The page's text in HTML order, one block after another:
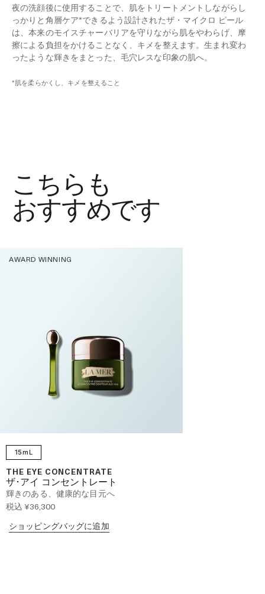
夜の洗顔後に使用することで、肌をトリートメントしながらし
っかりと角層ケア*できるよう設計されたザ・マイクロ ピール
は、本来のモイスチャーバリアを守りながら肌をやわらげ、摩
擦による負担をかけることなく、キメを整えます。生まれ変わ
ったような輝きをまとった、毛穴レスな印象の肌へ。
*肌を柔らかくし、キメを整えること
こちらも
おすすめです
AWARD WINNING
15mL
THE EYE CONCENTRATE
ザ･アイ コンセントレート
輝きのある、健康的な目元へ
税込 ¥36,300
ショッピングバッグに追加